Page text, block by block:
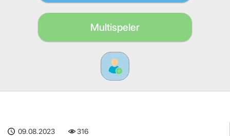
Multispeler
09.08.2023 316